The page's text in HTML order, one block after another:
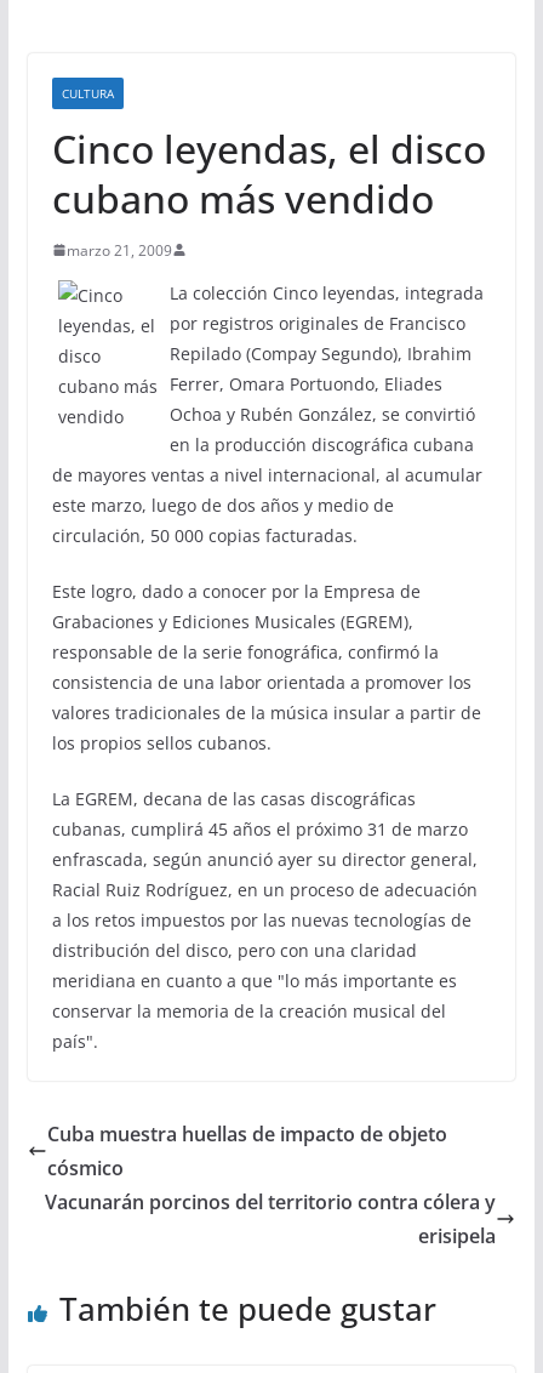
CULTURA
Cinco leyendas, el disco
cubano más vendido
marzo 21, 2009
La colección Cinco leyendas, integrada
por registros originales de Francisco
Repilado (Compay Segundo), Ibrahim
Ferrer, Omara Portuondo, Eliades
Ochoa y Rubén González, se convirtió
en la producción discográfica cubana
de mayores ventas a nivel internacional, al acumular
este marzo, luego de dos años y medio de
circulación, 50 000 copias facturadas.
Este logro, dado a conocer por la Empresa de
Grabaciones y Ediciones Musicales (EGREM),
responsable de la serie fonográfica, confirmó la
consistencia de una labor orientada a promover los
valores tradicionales de la música insular a partir de
los propios sellos cubanos.
La EGREM, decana de las casas discográficas
cubanas, cumplirá 45 años el próximo 31 de marzo
enfrascada, según anunció ayer su director general,
Racial Ruiz Rodríguez, en un proceso de adecuación
a los retos impuestos por las nuevas tecnologías de
distribución del disco, pero con una claridad
meridiana en cuanto a que "lo más importante es
conservar la memoria de la creación musical del
país".
Cuba muestra huellas de impacto de objeto
cósmico
Vacunarán porcinos del territorio contra cólera y
erisipela
También te puede gustar